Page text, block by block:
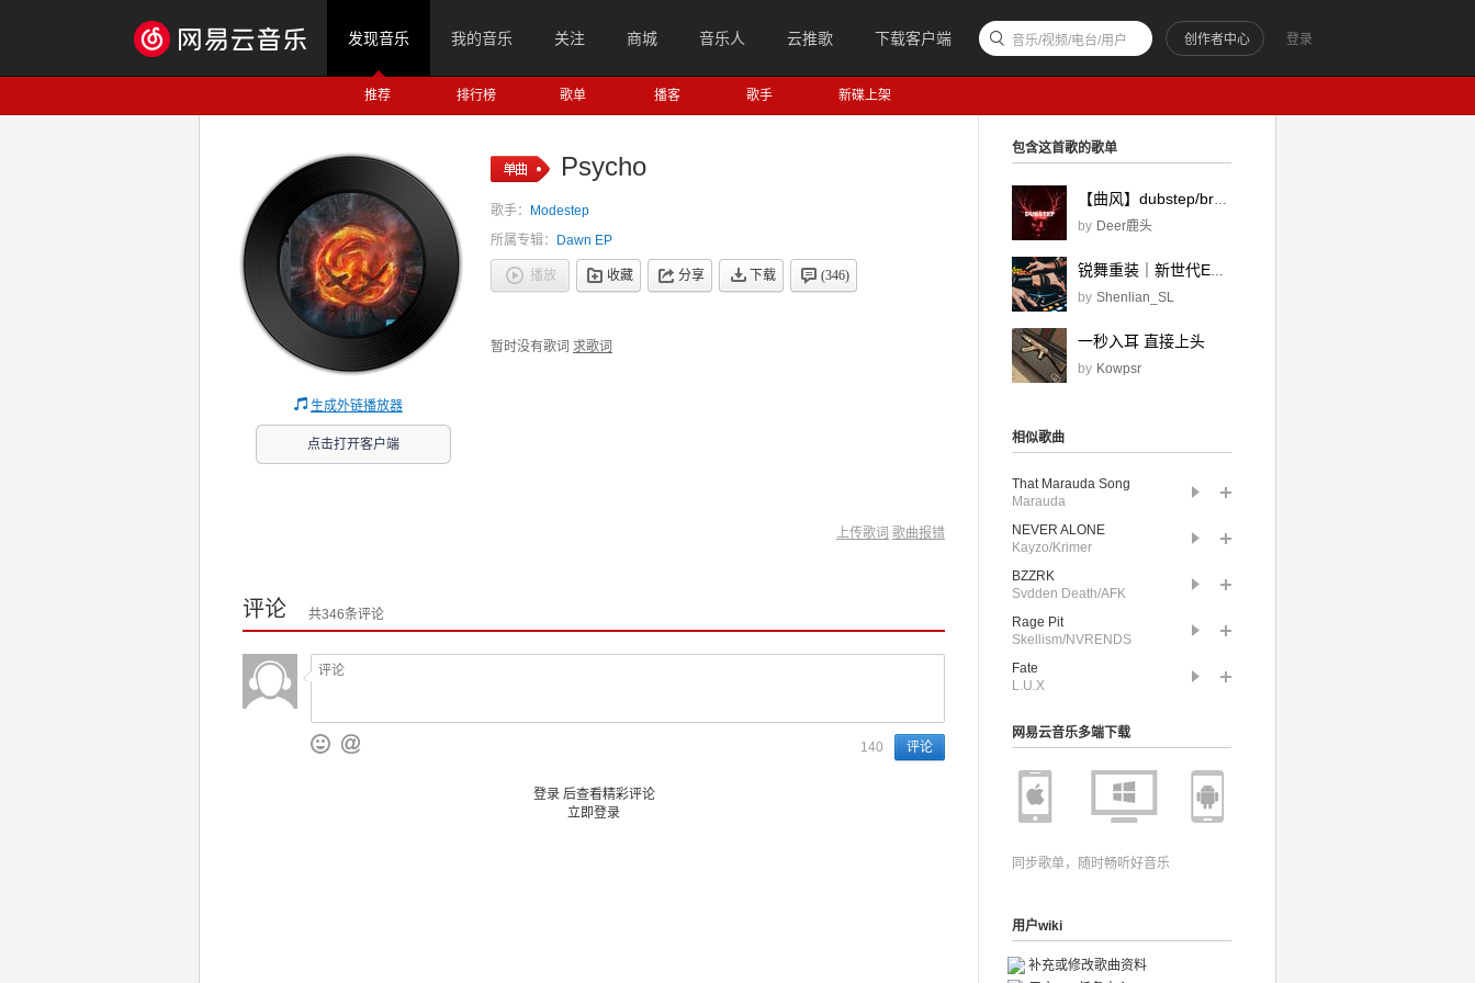
发现音乐 我的音乐 关注 商城 音乐人 云推歌 下载客户端 登录
创作者中心
音乐/视频/电台/用户
推荐 排行榜 歌单 播客 歌手 新碟上架